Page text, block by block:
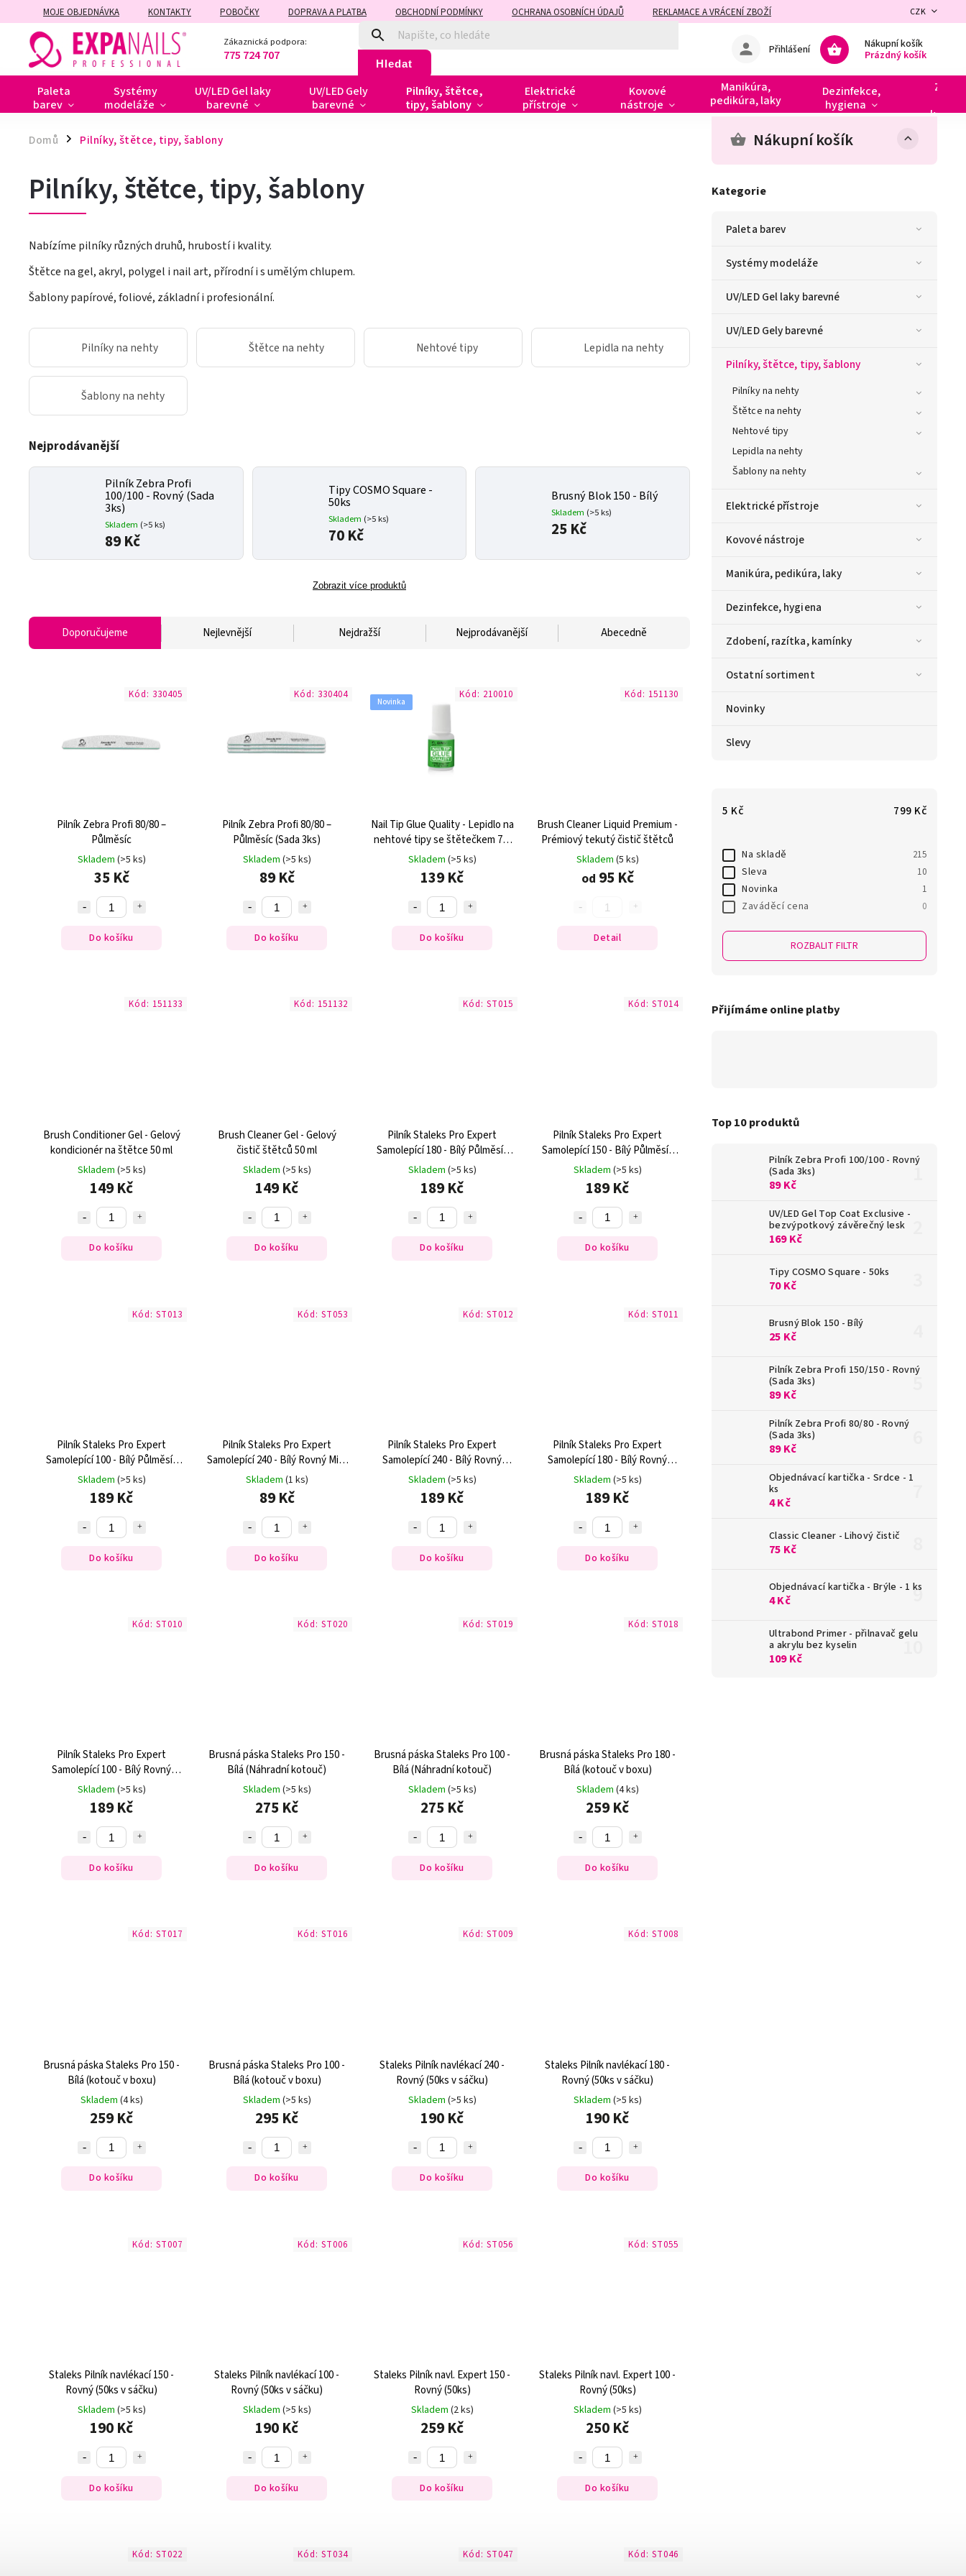
MOJE OBJEDNÁVKA KONTAKTY POBOČKY DOPRAVA A PLATBA OBCHODNÍ PODMÍNKY OCHRANA OSOBNÍCH ÚDAJŮ
REKLAMACE A VRÁCENÍ ZBOŽÍ
ZÁRUČNÍ A POZÁRUČNÍ OPRAVY
CZK
Zákaznická podpora:
775 724 707 Hledat
Nákupní košík
Prázdný košík
Přihlášení
Paleta
barev
Systémy
modeláže
UV/LED Gel laky
barevné
UV/LED Gely
barevné
Pilníky, štětce,
tipy, šablony
Elektrické
přístroje
Kovové
nástroje
Manikúra,
pedikúra, laky
Dezinfekce,
hygiena
Domů / Pilníky, štětce, tipy, šablony Nákupní košík
Kategorie
Paleta barev
Systémy modeláže
UV/LED Gel laky barevné
UV/LED Gely barevné
Pilníky, štětce, tipy, šablony
Pilníky na nehty
Štětce na nehty
Nehtové tipy
Lepidla na nehty
Šablony na nehty
Elektrické přístroje
Kovové nástroje
Manikúra, pedikúra, laky
Dezinfekce, hygiena
Zdobení, razítka, kamínky
Ostatní sortiment
Novinky
Slevy
5 Kč 799 Kč
Na skladě 215
Sleva 10
Novinka 1
Zaváděcí cena 0
ROZBALIT FILTR
Přijímáme online platby
Top 10 produktů
Pilník Zebra Profi 100/100 - Rovný
(Sada 3ks)
89 Kč
UV/LED Gel Top Coat Exclusive -
bezvýpotkový závěrečný lesk
169 Kč
Tipy COSMO Square - 50ks
70 Kč
Brusný Blok 150 - Bílý
25 Kč
Pilník Zebra Profi 150/150 - Rovný
(Sada 3ks)
89 Kč
Pilník Zebra Profi 80/80 - Rovný
(Sada 3ks)
89 Kč
Objednávací kartička - Srdce - 1
ks
4 Kč
Classic Cleaner - Lihový čistič
75 Kč
Objednávací kartička - Brýle - 1 ks
4 Kč
Ultrabond Primer - přilnavač gelu
a akrylu bez kyselin
109 Kč
Pilníky, štětce, tipy, šablony
Nabízíme pilníky různých druhů, hrubostí i kvality.
Štětce na gel, akryl, polygel i nail art, přírodní i s umělým chlupem.
Šablony papírové, foliové, základní i profesionální.
Pilníky na nehty Štětce na nehty Nehtové tipy Lepidla na nehty
Šablony na nehty
Nejprodávanější
Pilník Zebra Profi
100/100 - Rovný (Sada
3ks)
Skladem (>5 ks)
89 Kč
Tipy COSMO Square -
50ks
Skladem (>5 ks)
70 Kč
Brusný Blok 150 - Bílý
Skladem (>5 ks)
25 Kč
Zobrazit více produktů
Doporučujeme Nejlevnější Nejdražší Nejprodávanější Abecedně
Pilník Zebra Profi 80/80 –
Půlměsíc
Skladem (>5 ks)
35 Kč
Do košíku
Kód: 330405
Pilník Zebra Profi 80/80 –
Půlměsíc (Sada 3ks)
Skladem (>5 ks)
89 Kč
Do košíku
Kód: 330404
Novinka
Nail Tip Glue Quality - Lepidlo na
nehtové tipy se štětečkem 7,5
g
Skladem (>5 ks)
139 Kč
Do košíku
Kód: 210010
Brush Cleaner Liquid Premium -
Prémiový tekutý čistič štětců
Skladem (5 ks)
od 95 Kč
Detail
Kód: 151130
Brush Conditioner Gel - Gelový
kondicionér na štětce 50 ml
Skladem (>5 ks)
149 Kč
Do košíku
Kód: 151133
Brush Cleaner Gel - Gelový
čistič štětců 50 ml
Skladem (>5 ks)
149 Kč
Do košíku
Kód: 151132
Pilník Staleks Pro Expert
Samolepící 180 - Bílý Půlměsíc
(30ks)
Skladem (>5 ks)
189 Kč
Do košíku
Kód: ST015
Pilník Staleks Pro Expert
Samolepící 150 - Bílý Půlměsíc
(30ks)
Skladem (>5 ks)
189 Kč
Do košíku
Kód: ST014
Pilník Staleks Pro Expert
Samolepící 100 - Bílý Půlměsíc
(30ks)
Skladem (>5 ks)
189 Kč
Do košíku
Kód: ST013
Pilník Staleks Pro Expert
Samolepící 240 - Bílý Rovný Mini
(10ks)
Skladem (1 ks)
89 Kč
Do košíku
Kód: ST053
Pilník Staleks Pro Expert
Samolepící 240 - Bílý Rovný
(30ks)
Skladem (>5 ks)
189 Kč
Do košíku
Kód: ST012
Pilník Staleks Pro Expert
Samolepící 180 - Bílý Rovný
(30ks)
Skladem (>5 ks)
189 Kč
Do košíku
Kód: ST011
Pilník Staleks Pro Expert
Samolepící 100 - Bílý Rovný
(30ks)
Skladem (>5 ks)
189 Kč
Do košíku
Kód: ST010
Brusná páska Staleks Pro 150 -
Bílá (Náhradní kotouč)
Skladem (>5 ks)
275 Kč
Do košíku
Kód: ST020
Brusná páska Staleks Pro 100 -
Bílá (Náhradní kotouč)
Skladem (>5 ks)
275 Kč
Do košíku
Kód: ST019
Brusná páska Staleks Pro 180 -
Bílá (kotouč v boxu)
Skladem (4 ks)
259 Kč
Do košíku
Kód: ST018
Brusná páska Staleks Pro 150 -
Bílá (kotouč v boxu)
Skladem (4 ks)
259 Kč
Do košíku
Kód: ST017
Brusná páska Staleks Pro 100 -
Bílá (kotouč v boxu)
Skladem (>5 ks)
295 Kč
Do košíku
Kód: ST016
Staleks Pilník navlékací 240 -
Rovný (50ks v sáčku)
Skladem (>5 ks)
190 Kč
Do košíku
Kód: ST009
Staleks Pilník navlékací 180 -
Rovný (50ks v sáčku)
Skladem (>5 ks)
190 Kč
Do košíku
Kód: ST008
Staleks Pilník navlékací 150 -
Rovný (50ks v sáčku)
Skladem (>5 ks)
190 Kč
Do košíku
Kód: ST007
Staleks Pilník navlékací 100 -
Rovný (50ks v sáčku)
Skladem (>5 ks)
190 Kč
Do košíku
Kód: ST006
Staleks Pilník navl. Expert 150 -
Rovný (50ks)
Skladem (2 ks)
259 Kč
Do košíku
Kód: ST056
Staleks Pilník navl. Expert 100 -
Rovný (50ks)
Skladem (>5 ks)
250 Kč
Do košíku
Kód: ST055
Kód: ST022 Kód: ST034 Kód: ST047 Kód: ST046